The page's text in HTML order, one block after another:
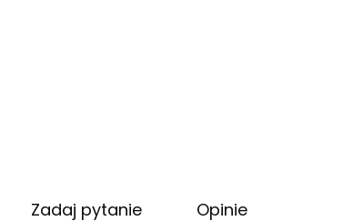
Zadaj pytanie Opinie